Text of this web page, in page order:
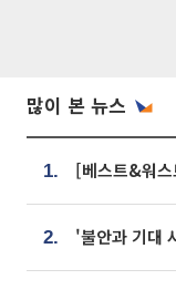
많이 본 뉴스
1.
2.